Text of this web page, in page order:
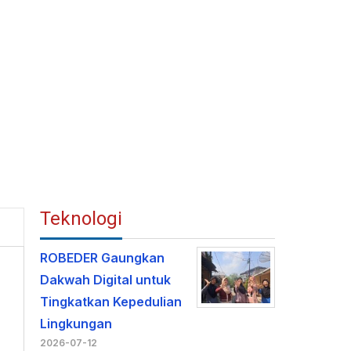
Teknologi
ROBEDER Gaungkan
Dakwah Digital untuk
Tingkatkan Kepedulian
Lingkungan
2026-07-12